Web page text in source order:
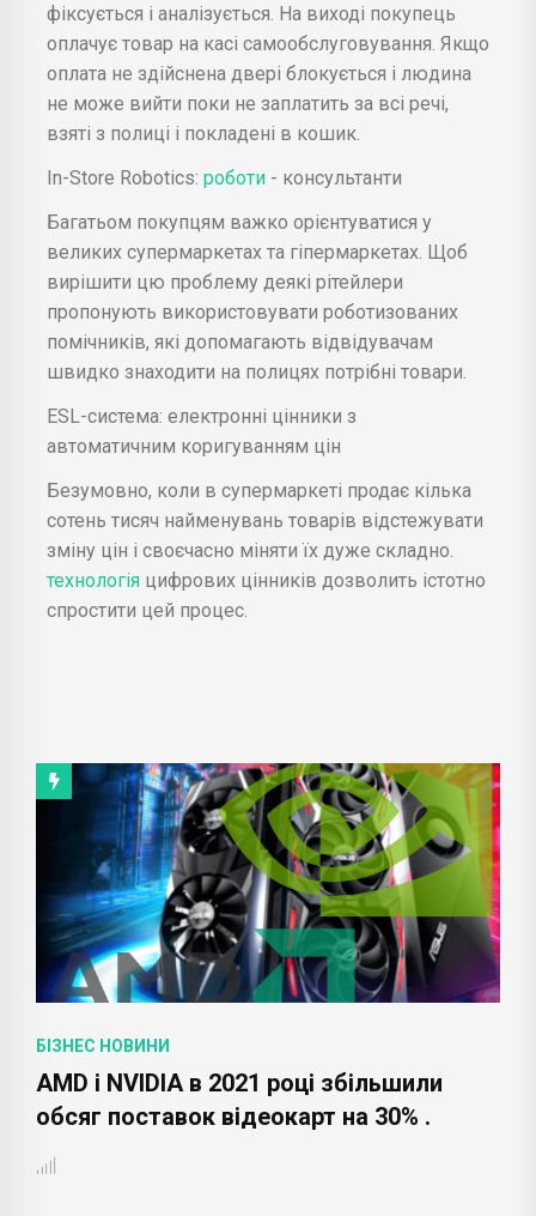
фіксується і аналізується. На виході покупець
оплачує товар на касі самообслуговування. Якщо
оплата не здійснена двері блокується і людина
не може вийти поки не заплатить за всі речі,
взяті з полиці і покладені в кошик.
In-Store Robotics: роботи - консультанти
Багатьом покупцям важко орієнтуватися у
великих супермаркетах та гіпермаркетах. Щоб
вирішити цю проблему деякі рітейлери
пропонують використовувати роботизованих
помічників, які допомагають відвідувачам
швидко знаходити на полицях потрібні товари.
ESL-система: електронні цінники з
автоматичним коригуванням цін
Безумовно, коли в супермаркеті продає кілька
сотень тисяч найменувань товарів відстежувати
зміну цін і своєчасно міняти їх дуже складно.
технологія цифрових цінників дозволить істотно
спростити цей процес.
БІЗНЕС НОВИНИ
AMD і NVIDIA в 2021 році збільшили
обсяг поставок відеокарт на 30% .